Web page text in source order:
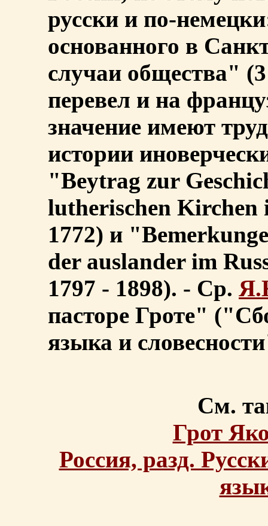
русски и по-
основанного в
случаи общества"
перевел и на
значение имеют
истории
"Beytrag zur
lutherischen
1772) и
der auslander im
1797 - 1898). - Ср.
пасторе Гроте"
языка и
См.
Грот
Россия, разд.